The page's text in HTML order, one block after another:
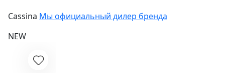
Cassina Мы официальный дилер бренда
NEW